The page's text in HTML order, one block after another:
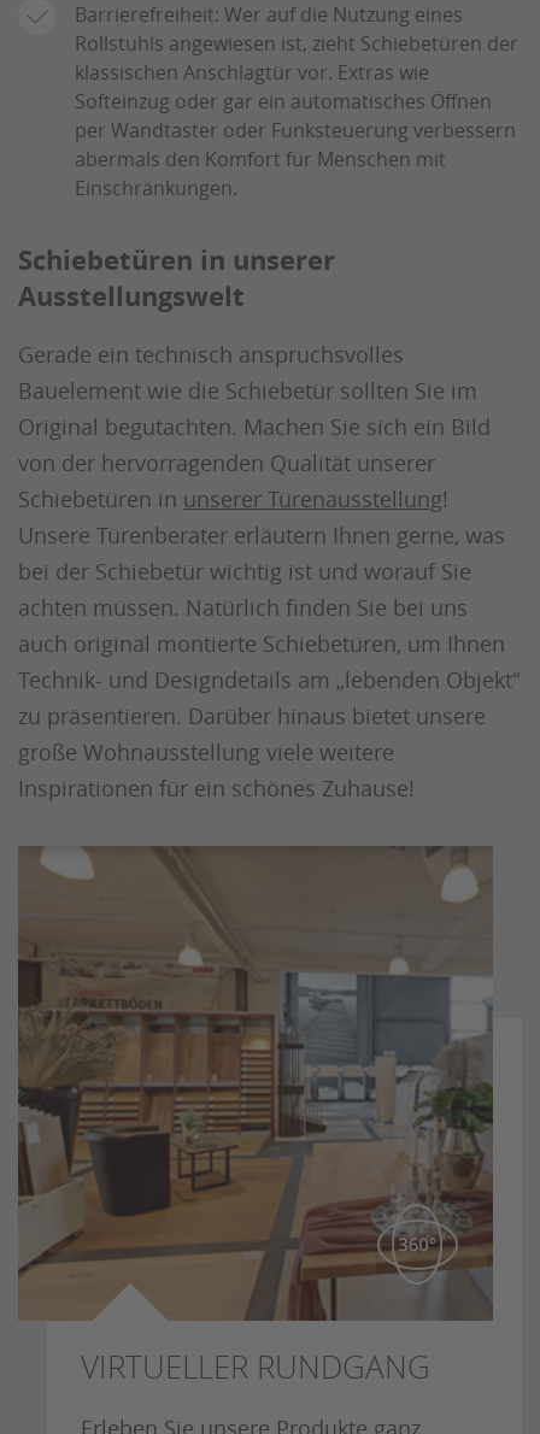
Barrierefreiheit: Wer auf die Nutzung eines
Rollstuhls angewiesen ist, zieht Schiebetüren der
klassischen Anschlagtür vor. Extras wie
Softeinzug oder gar ein automatisches Öffnen
per Wandtaster oder Funksteuerung verbessern
abermals den Komfort für Menschen mit
Einschränkungen.
Schiebetüren in unserer
Ausstellungswelt
Gerade ein technisch anspruchsvolles
Bauelement wie die Schiebetür sollten Sie im
Original begutachten. Machen Sie sich ein Bild
von der hervorragenden Qualität unserer
Schiebetüren in unserer Türenausstellung!
Unsere Türenberater erläutern Ihnen gerne, was
bei der Schiebetür wichtig ist und worauf Sie
achten müssen. Natürlich finden Sie bei uns
auch original montierte Schiebetüren, um Ihnen
Technik- und Designdetails am „lebenden Objekt“
zu präsentieren. Darüber hinaus bietet unsere
große Wohnausstellung viele weitere
Inspirationen für ein schönes Zuhause!
VIRTUELLER RUNDGANG
Erleben Sie unsere Produkte ganz